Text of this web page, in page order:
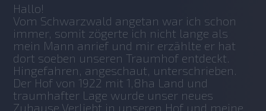
Hallo!
Vom Schwarzwald angetan war ich schon
immer, somit zögerte ich nicht lange als
mein Mann anrief und mir erzählte er hat
dort soeben unseren Traumhof entdeckt.
Hingefahren, angeschaut, unterschrieben.
Der Hof von 1922 mit 1,8ha Land und
traumhafter Lage wurde unser neues
Zuhause.Verliebt in unseren Hof und meine